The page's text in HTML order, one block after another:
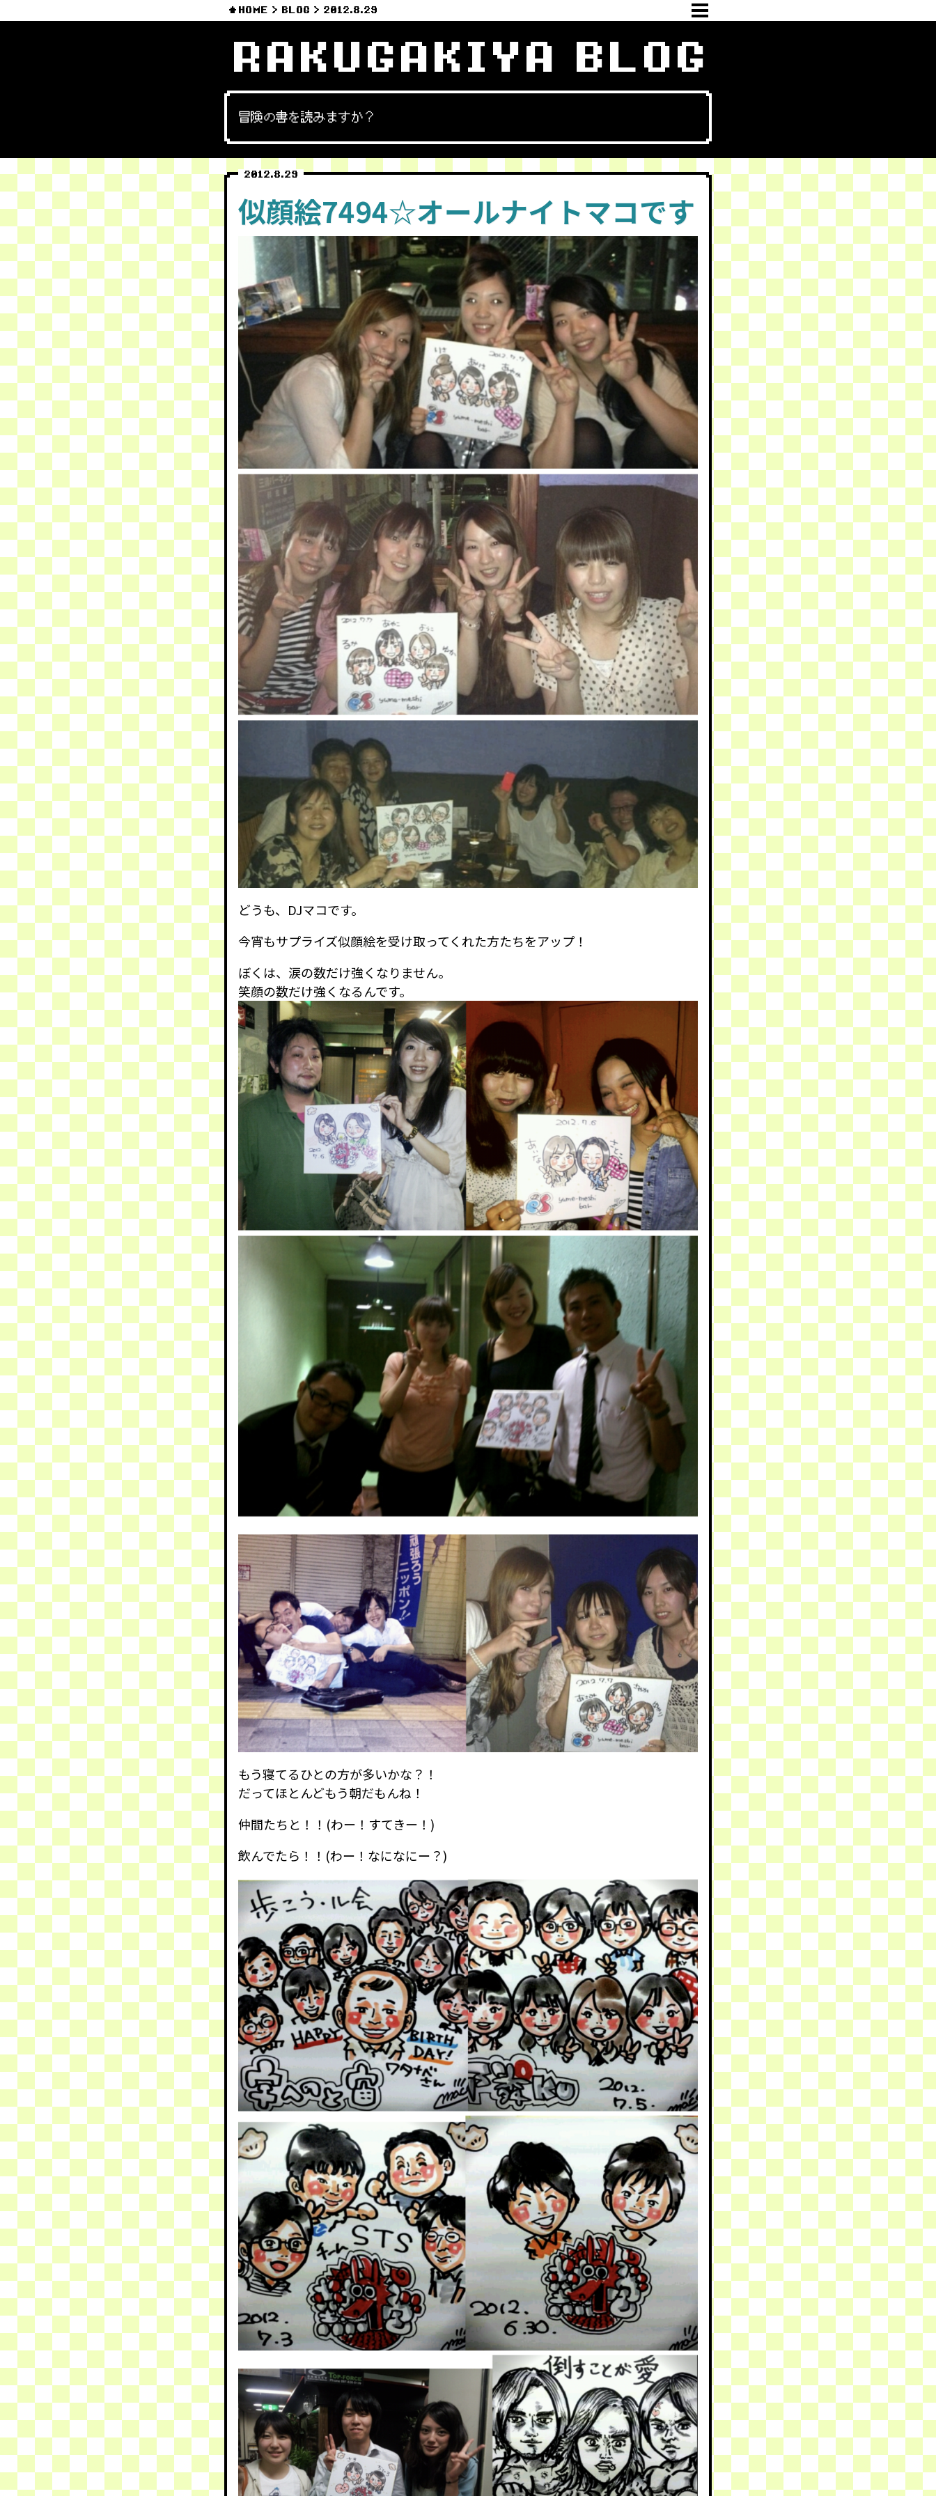
HOME BLOG 2012.8.29
RAKUGAKIYA BLOG
冒険の書を読みますか？
2012.8.29
似顔絵7494☆オールナイトマコです
どうも、DJマコです。
今宵もサプライズ似顔絵を受け取ってくれた方たちをアップ！
ぼくは、涙の数だけ強くなりません。
笑顔の数だけ強くなるんです。
もう寝てるひとの方が多いかな？！
だってほとんどもう朝だもんね！
仲間たちと！！(わー！すてきー！)
飲んでたら！！(わー！なになにー？)